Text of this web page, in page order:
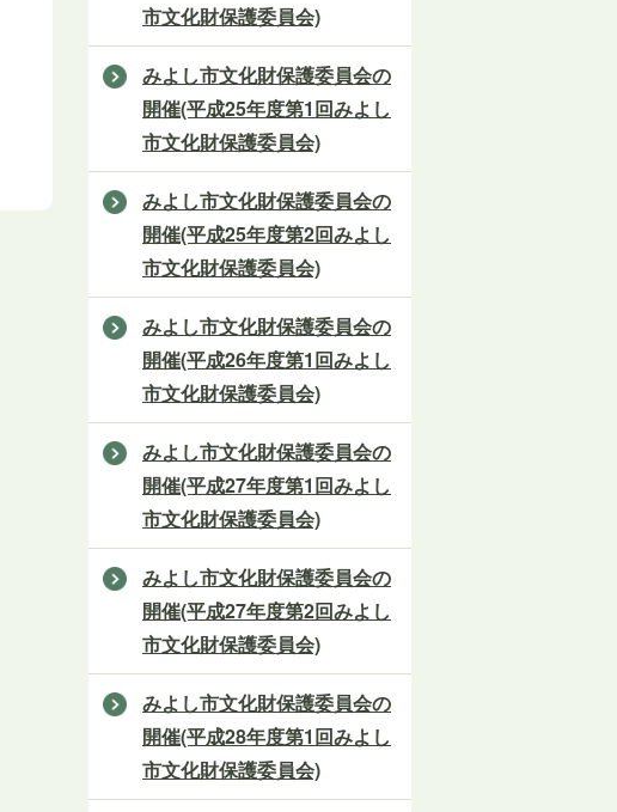
市文化財保護委員会)
みよし市文化財保護委員会の
開催(平成25年度第1回みよし
市文化財保護委員会)
みよし市文化財保護委員会の
開催(平成25年度第2回みよし
市文化財保護委員会)
みよし市文化財保護委員会の
開催(平成26年度第1回みよし
市文化財保護委員会)
みよし市文化財保護委員会の
開催(平成27年度第1回みよし
市文化財保護委員会)
みよし市文化財保護委員会の
開催(平成27年度第2回みよし
市文化財保護委員会)
みよし市文化財保護委員会の
開催(平成28年度第1回みよし
市文化財保護委員会)